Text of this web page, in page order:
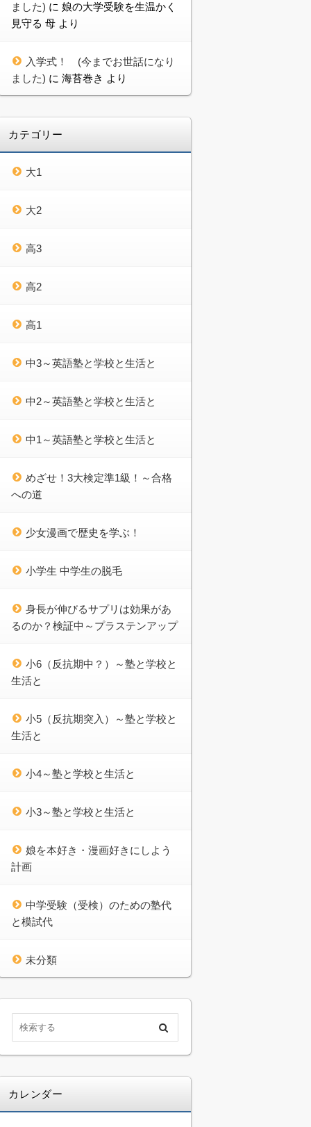
ました) に 娘の大学受験を生温かく
見守る 母 より
入学式！ (今までお世話になり
ました) に 海苔巻き より
カテゴリー
大1
大2
高3
高2
高1
中3～英語塾と学校と生活と
中2～英語塾と学校と生活と
中1～英語塾と学校と生活と
めざせ！3大検定準1級！～合格
への道
少女漫画で歴史を学ぶ！
小学生 中学生の脱毛
身長が伸びるサプリは効果があ
るのか？検証中～プラステンアップ
小6（反抗期中？）～塾と学校と
生活と
小5（反抗期突入）～塾と学校と
生活と
小4～塾と学校と生活と
小3～塾と学校と生活と
娘を本好き・漫画好きにしよう
計画
中学受験（受検）のための塾代
と模試代
未分類
カレンダー